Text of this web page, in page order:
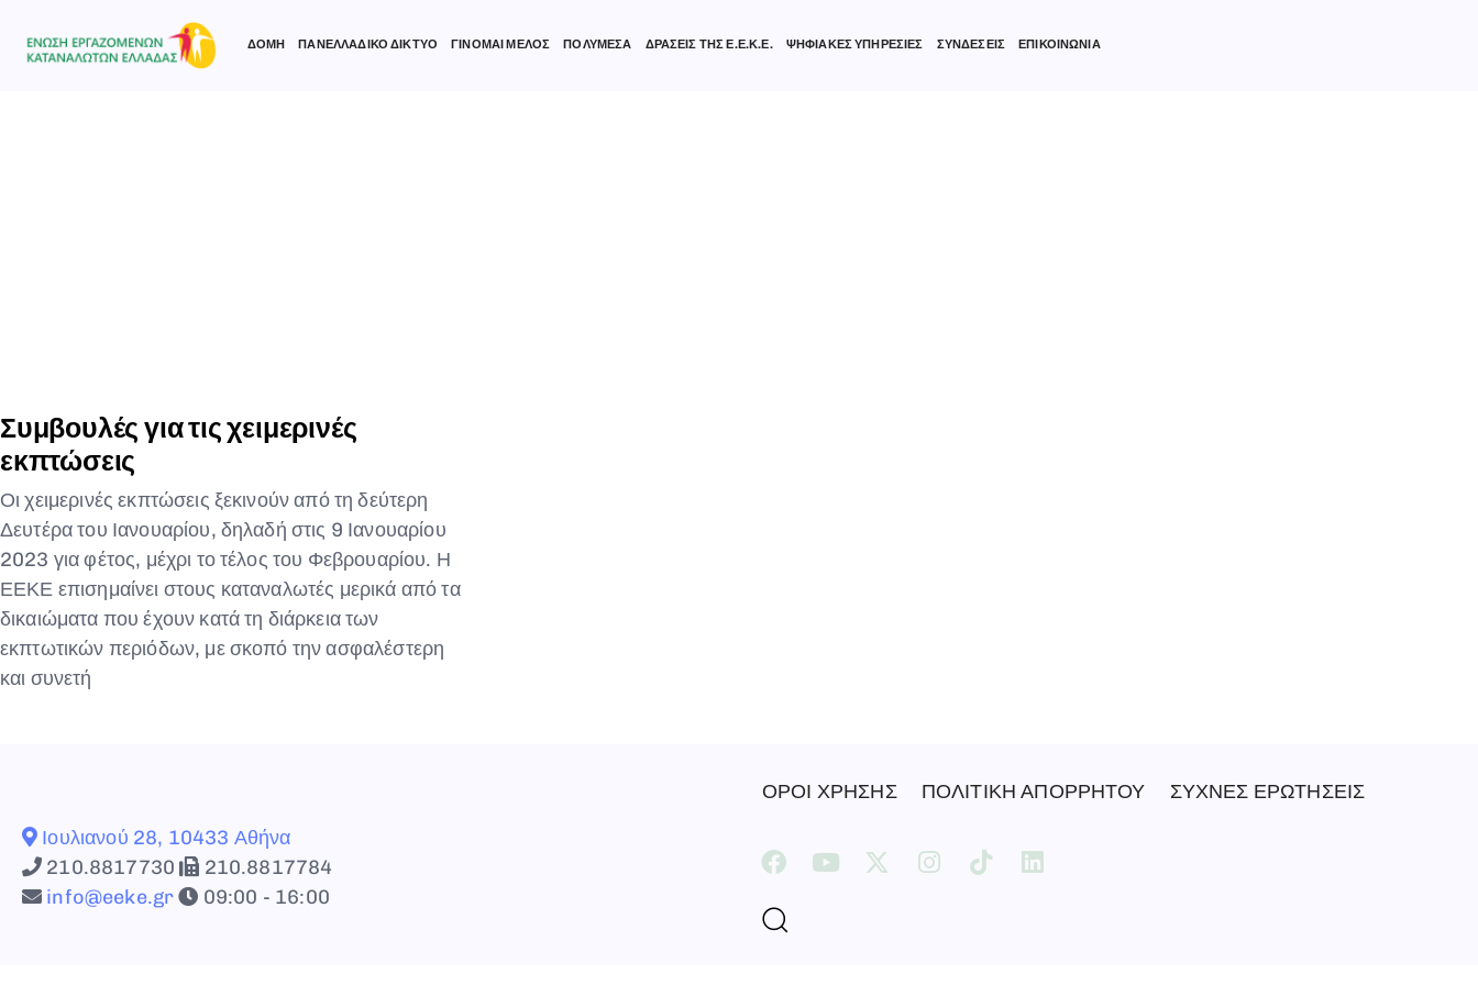
ΔΟΜΗ ΠΑΝΕΛΛΑΔΙΚΟ ΔΙΚΤΥΟ ΓΙΝΟΜΑΙ ΜΕΛΟΣ ΠΟΛΥΜΕΣΑ ΔΡΑΣΕΙΣ ΤΗΣ Ε.Ε.Κ.Ε. ΨΗΦΙΑΚΕΣ ΥΠΗΡΕΣΙΕΣ ΣΥΝΔΕΣΕΙΣ ΕΠΙΚΟΙΝΩΝΙΑ
Συμβουλές για τις χειμερινές
εκπτώσεις
Οι χειμερινές εκπτώσεις ξεκινούν από τη δεύτερη
Δευτέρα του Ιανουαρίου, δηλαδή στις 9 Ιανουαρίου
2023 για φέτος, μέχρι το τέλος του Φεβρουαρίου. Η
ΕΕΚΕ επισημαίνει στους καταναλωτές μερικά από τα
δικαιώματα που έχουν κατά τη διάρκεια των
εκπτωτικών περιόδων, με σκοπό την ασφαλέστερη
και συνετή
Ιουλιανού 28, 10433 Αθήνα
210.8817730
210.8817784
info@eeke.gr
09:00 - 16:00
ΟΡΟΙ ΧΡΗΣΗΣ ΠΟΛΙΤΙΚΗ ΑΠΟΡΡΗΤΟΥ ΣΥΧΝΕΣ ΕΡΩΤΗΣΕΙΣ